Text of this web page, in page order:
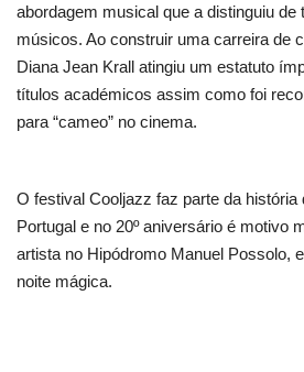
abordagem musical que a distinguiu de
músicos. Ao construir uma carreira de
Diana Jean Krall atingiu um estatuto
títulos académicos assim como foi
para “cameo” no cinema.
O festival Cooljazz faz parte da história
Portugal e no 20º aniversário é motivo
artista no Hipódromo Manuel Possolo,
noite mágica.